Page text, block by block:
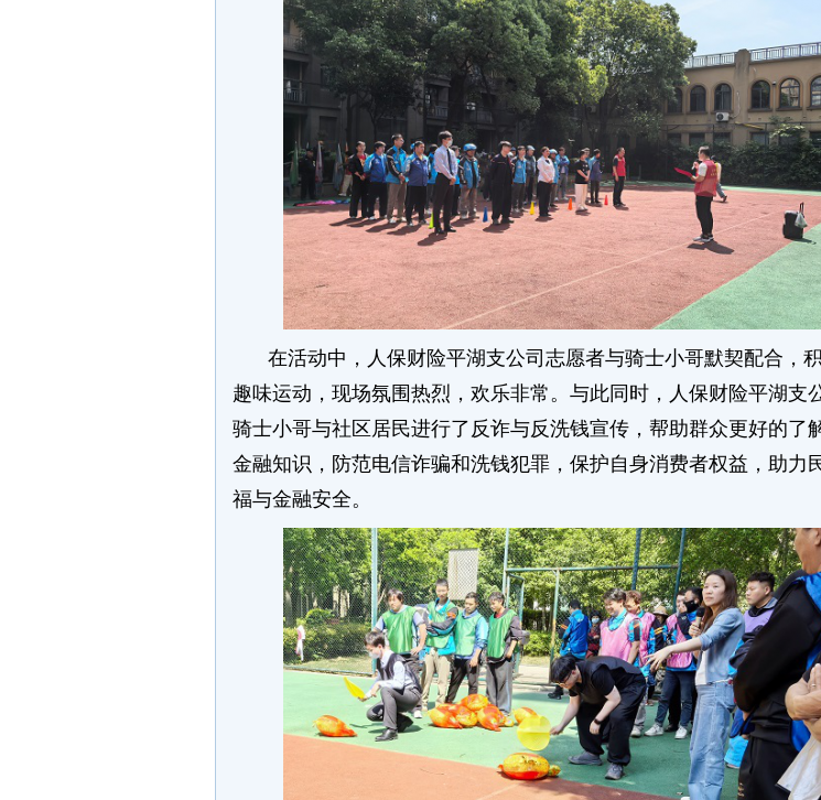
在活动中，人保财险平湖支公司志愿者与骑士小哥默契配合，
趣味运动，现场氛围热烈，欢乐非常。与此同时，人保财险平湖支
骑士小哥与社区居民进行了反诈与反洗钱宣传，帮助群众更好的了
金融知识，防范电信诈骗和洗钱犯罪，保护自身消费者权益，助力
福与金融安全。